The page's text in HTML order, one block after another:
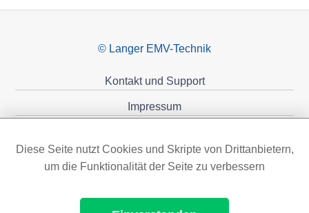
© Langer EMV-Technik
Kontakt und Support
Impressum
Diese Seite nutzt Cookies und Skripte von Drittanbietern,
um die Funktionalität der Seite zu verbessern